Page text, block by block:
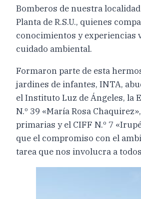
Bomberos de nuestra
Planta de R.S.U., quienes
conocimientos y experiencias
cuidado ambiental.
Formaron parte de esta
jardines de infantes, INTA,
el Instituto Luz de Ángeles, la
N.º 39 «María Rosa
primarias y el CIFF N.º 7
que el compromiso con el
tarea que nos involucra a